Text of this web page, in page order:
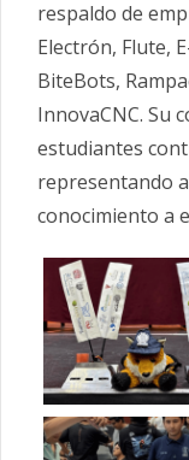
respaldo de
Electrón, Flute,
BiteBots,
InnovaCNC. Su
estudiantes
representando
conocimiento a